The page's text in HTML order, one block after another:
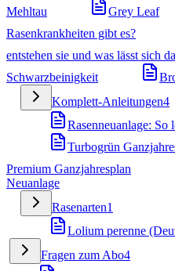
Mehltau
Grey Leaf
Rasenkrankheiten gibt es?
entstehen sie und was lässt sich
Schwarzbeinigkeit
Komplett-Anleitungen4
Rasenneuanlage: So
Turbogrün
Premium Ganzjahresplan
Neuanlage
Rasenarten1
Lolium perenne
Fragen zum Abo4